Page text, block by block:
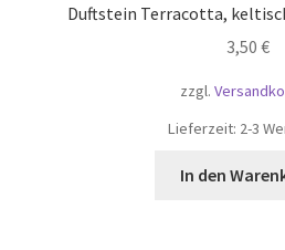
Duftstein Terracotta,
3,50 €
zzgl.
Lieferzeit: 2-3
In den